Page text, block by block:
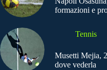
formazioni e
Tennis
Musetti Mejia,
dove vederla